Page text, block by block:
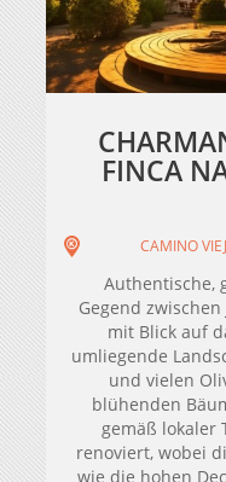
FINCA
CAMINO
Authentische,
Gegend
mit Blick auf
umliegende
und vielen
blühenden
gemäß lokaler
renoviert, wobei
wie die hohen